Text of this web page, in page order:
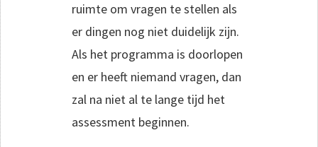
ruimte om vragen te stellen als
er dingen nog niet duidelijk zijn.
Als het programma is doorlopen
en er heeft niemand vragen, dan
zal na niet al te lange tijd het
assessment beginnen.